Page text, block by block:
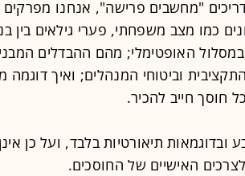
"מחשבים פרישה", אנחנו מפרקים
כמו מצב משפחתי, פערי גילאים בין
האופטימלי; מהם ההבדלים
וביטוחי המנהלים; ואיך
חוסך חייב להכיר.
ובדוגמאות תיאורטיות בלבד, ועל כן
האישיים של החוסכים.